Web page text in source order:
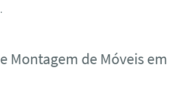
Montagem de Móveis em